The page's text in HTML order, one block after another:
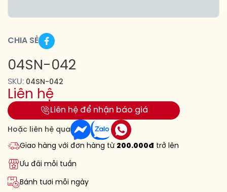
CHIA SẺ
04SN-042
SKU: 04SN-042
Liên hệ
Liên hệ để nhận báo giá
Hoặc liên hệ qua
Giao hàng với đơn hàng từ 200.000đ trở lên
Ưu đãi mỗi tuần
Bánh tươi mỗi ngày